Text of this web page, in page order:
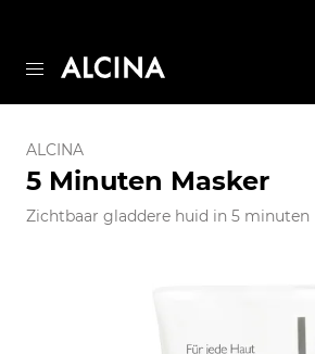
ALCINA
5 Minuten Masker
Zichtbaar gladdere huid in 5 minuten